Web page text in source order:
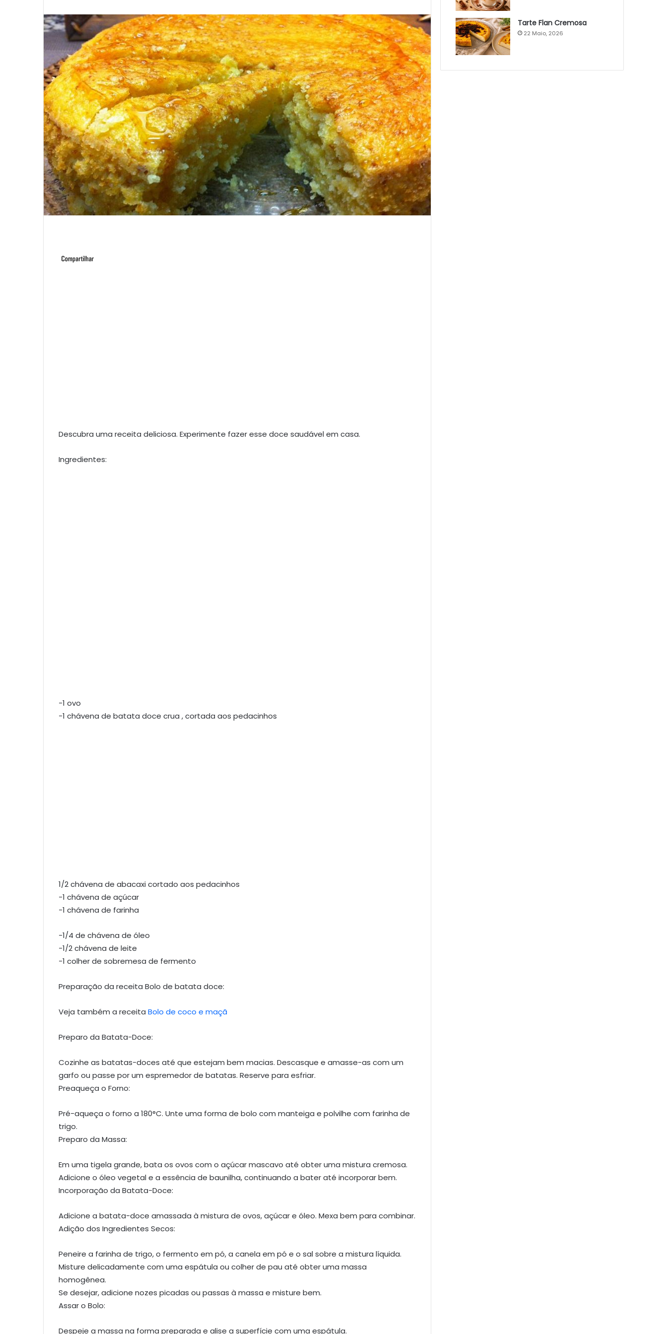
Descubra uma receita deliciosa. Experimente fazer esse doce saudável em casa.
Ingredientes:
-1 ovo
-1 chávena de batata doce crua , cortada aos pedacinhos
1/2 chávena de abacaxi cortado aos pedacinhos
-1 chávena de açúcar
-1 chávena de farinha
-1/4 de chávena de óleo
-1/2 chávena de leite
-1 colher de sobremesa de fermento
Preparação da receita Bolo de batata doce:
Veja também a receita Bolo de coco e maçã
Preparo da Batata-Doce:
Cozinhe as batatas-doces até que estejam bem macias. Descasque e amasse-as com um
garfo ou passe por um espremedor de batatas. Reserve para esfriar.
Preaqueça o Forno:
Pré-aqueça o forno a 180°C. Unte uma forma de bolo com manteiga e polvilhe com farinha de
trigo.
Preparo da Massa:
Em uma tigela grande, bata os ovos com o açúcar mascavo até obter uma mistura cremosa.
Adicione o óleo vegetal e a essência de baunilha, continuando a bater até incorporar bem.
Incorporação da Batata-Doce:
Adicione a batata-doce amassada à mistura de ovos, açúcar e óleo. Mexa bem para combinar.
Adição dos Ingredientes Secos:
Peneire a farinha de trigo, o fermento em pó, a canela em pó e o sal sobre a mistura líquida.
Misture delicadamente com uma espátula ou colher de pau até obter uma massa
homogênea.
Se desejar, adicione nozes picadas ou passas à massa e misture bem.
Assar o Bolo:
Despeje a massa na forma preparada e alise a superfície com uma espátula.
Tarte Flan Cremosa
22 Maio, 2026